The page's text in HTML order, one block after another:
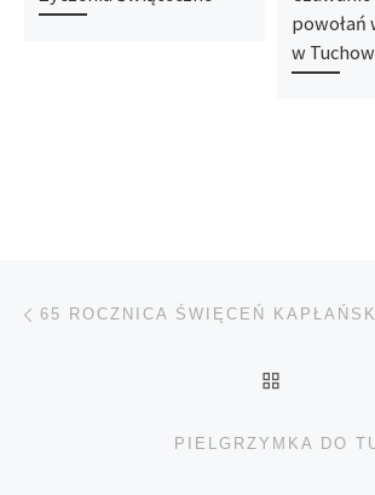
powołań
w
Nawigacja wpisu
PIELGRZYMKA DO